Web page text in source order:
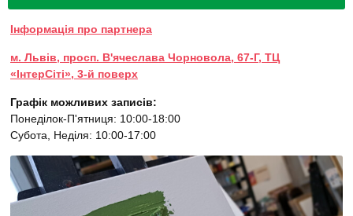
Інформація про партнера
м. Львів, просп. В'ячеслава Чорновола, 67-Г, ТЦ
«ІнтерСіті», 3-й поверх
Графік можливих записів:
Понеділок-П'ятниця: 10:00-18:00
Субота, Неділя: 10:00-17:00